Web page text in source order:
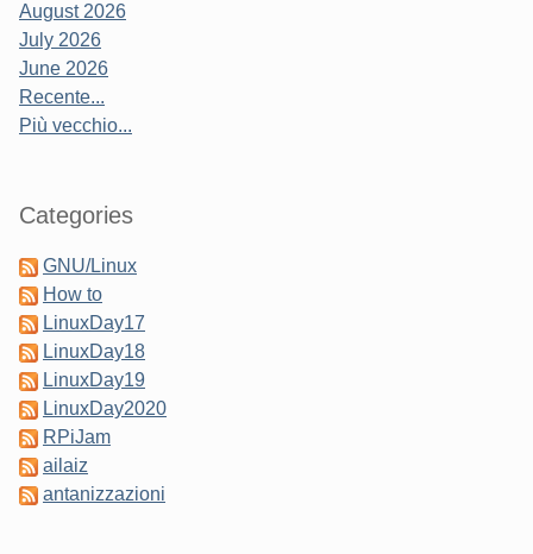
August 2026
July 2026
June 2026
Recente...
Più vecchio...
Categories
GNU/Linux
How to
LinuxDay17
LinuxDay18
LinuxDay19
LinuxDay2020
RPiJam
ailaiz
antanizzazioni